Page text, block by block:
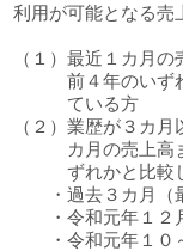
利用が可能となる売
（１）最近１カ月
前４年のいずれ
ている方
（２）業歴が３カ
カ月の売上高ま
ずれかと比較し
・過去３カ月（
・令和元年１２
・令和元年１０